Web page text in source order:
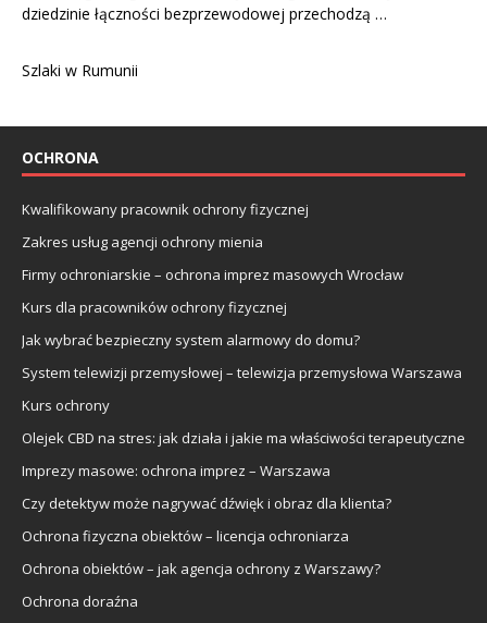
dziedzinie łączności bezprzewodowej przechodzą …
Szlaki w Rumunii
OCHRONA
Kwalifikowany pracownik ochrony fizycznej
Zakres usług agencji ochrony mienia
Firmy ochroniarskie – ochrona imprez masowych Wrocław
Kurs dla pracowników ochrony fizycznej
Jak wybrać bezpieczny system alarmowy do domu?
System telewizji przemysłowej – telewizja przemysłowa Warszawa
Kurs ochrony
Olejek CBD na stres: jak działa i jakie ma właściwości terapeutyczne
Imprezy masowe: ochrona imprez – Warszawa
Czy detektyw może nagrywać dźwięk i obraz dla klienta?
Ochrona fizyczna obiektów – licencja ochroniarza
Ochrona obiektów – jak agencja ochrony z Warszawy?
Ochrona doraźna